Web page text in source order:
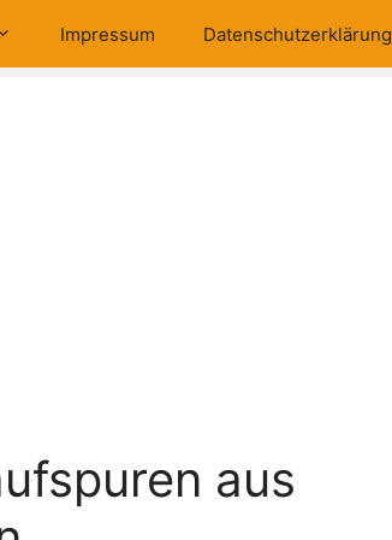
Impressum Datenschutzerklärung
aus